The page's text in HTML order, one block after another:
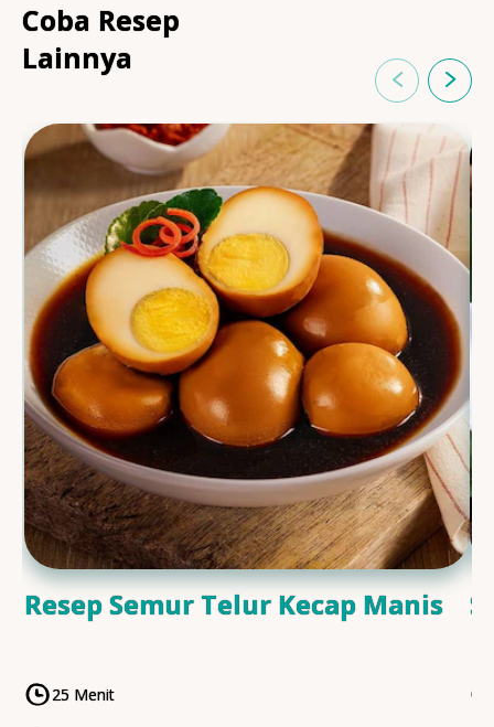
Coba Resep
Lainnya
Resep Semur Telur Kecap Manis
CookingTime
25 Menit